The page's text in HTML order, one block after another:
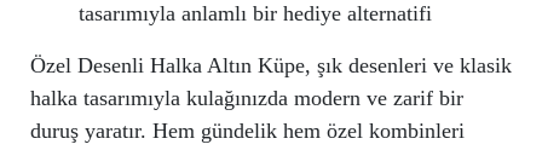
tasarımıyla anlamlı bir hediye alternatifi
Özel Desenli Halka Altın Küpe, şık desenleri ve klasik
halka tasarımıyla kulağınızda modern ve zarif bir
duruş yaratır. Hem gündelik hem özel kombinleri